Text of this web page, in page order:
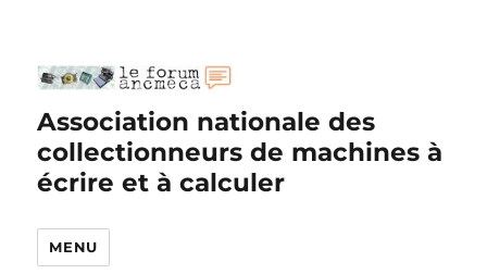
Association nationale des
collectionneurs de machines à
écrire et à calculer
MENU